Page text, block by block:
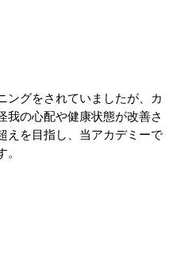
ングをされていましたが、カ
我の心配や健康状態が改善さ
えを目指し、当アカデミーで